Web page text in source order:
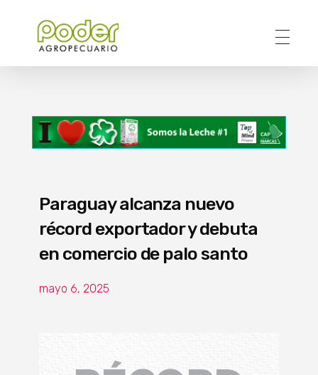
Paraguay alcanza nuevo
récord exportador y debuta
en comercio de palo santo
mayo 6, 2025